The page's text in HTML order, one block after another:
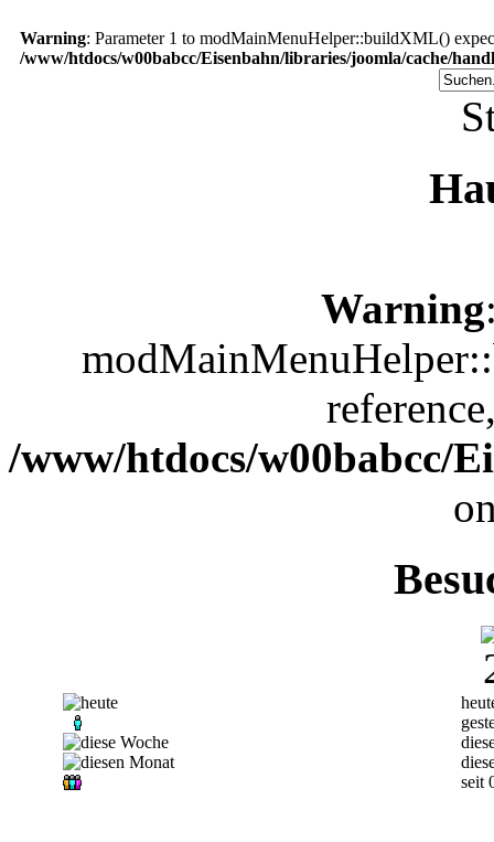
Warning: Parameter 1 to modMainMenuHelper::buildXML()
/www/htdocs/w00babcc/Eisenbahn/libraries/joomla/cache/
Warning
/www/htdocs/w00babcc/
seit